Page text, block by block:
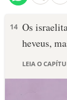
PALAVRA DO
14 Os
heveus,
LEIA O